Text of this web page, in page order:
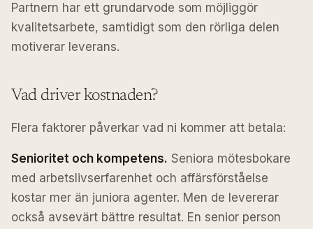
Partnern har ett grundarvode som möjliggör
kvalitetsarbete, samtidigt som den rörliga delen
motiverar leverans.
Vad driver kostnaden?
Flera faktorer påverkar vad ni kommer att betala:
Senioritet och kompetens. Seniora mötesbokare
med arbetslivserfarenhet och affärsförståelse
kostar mer än juniora agenter. Men de levererar
också avsevärt bättre resultat. En senior person